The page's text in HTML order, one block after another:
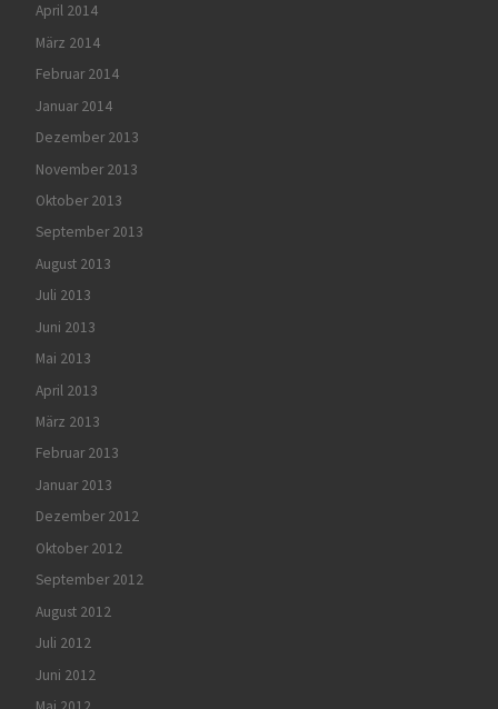
April 2014
März 2014
Februar 2014
Januar 2014
Dezember 2013
November 2013
Oktober 2013
September 2013
August 2013
Juli 2013
Juni 2013
Mai 2013
April 2013
März 2013
Februar 2013
Januar 2013
Dezember 2012
Oktober 2012
September 2012
August 2012
Juli 2012
Juni 2012